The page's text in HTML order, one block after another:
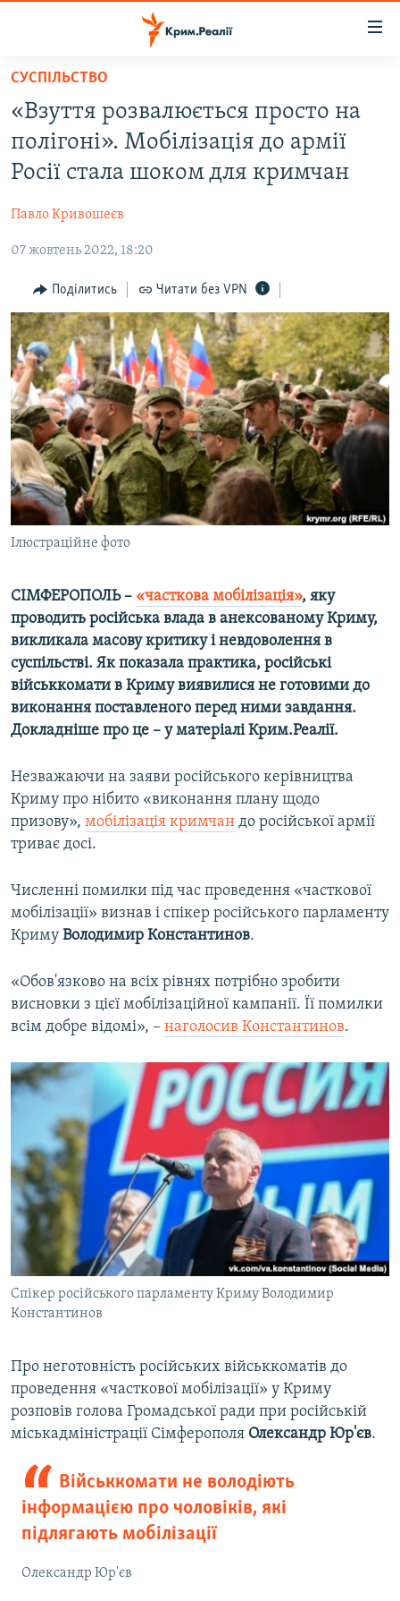
Перейти
основного
матеріалу
Перейти
до
основної
навігації
Перейти
пошуку
ВОДА.КРИМ
ВІДЕО ТА ФОТО
БЛОГИ
ПОГЛЯД
ІНТЕРВ'Ю
ВСЕ ЗА ДЕНЬ
СПЕЦПРОЕКТИ
ДЕПОРТАЦІЯ
ВІДЕОУРОКИ «ELIFBE»
СВІДЧЕННЯ ОКУПАЦІЇ
УКРАЇНСЬКА ПРОБЛЕМА КРИМУ
ІНФОГРАФІКА
ЯК ОБІЙТИ БЛОКУВАННЯ
Русский
Qırımtatar
ДОЛУЧАЙСЯ!
Усі сайти RFE/RL
СУСПІЛЬСТВО
«Взуття розвалюється просто на
полігоні». Мобілізація до армії
Росії стала шоком для кримчан
Павло Кривошеєв
07 жовтень 2022, 18:20
Поділитись Читати без VPN
Ілюстраційне фото
СІМФЕРОПОЛЬ – «часткова мобілізація», яку
проводить російська влада в анексованому Криму,
викликала масову критику і невдоволення в
суспільстві. Як показала практика, російські
військкомати в Криму виявилися не готовими до
виконання поставленого перед ними завдання.
Докладніше про це – у матеріалі Крим.Реалії.
Незважаючи на заяви російського керівництва
Криму про нібито «виконання плану щодо
призову», мобілізація кримчан до російської армії
триває досі.
Численні помилки під час проведення «часткової
мобілізації» визнав і спікер російського парламенту
Криму Володимир Константинов.
«Обов'язково на всіх рівнях потрібно зробити
висновки з цієї мобілізаційної кампанії. Її помилки
всім добре відомі», – наголосив Константинов.
Спікер російського парламенту Криму Володимир
Константинов
Про неготовність російських військкоматів до
проведення «часткової мобілізації» у Криму
розповів голова Громадської ради при російській
міськадміністрації Сімферополя Олександр Юр'єв.
Військкомати не володіють
інформацією про чоловіків, які
підлягають мобілізації
Олександр Юр'єв